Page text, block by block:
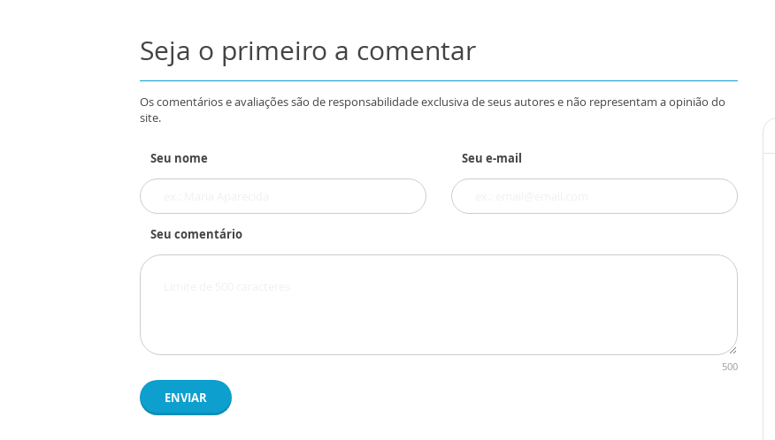
Seja o primeiro a comentar
Os comentários e avaliações são de responsabilidade exclusiva de seus autores e não representam a opinião do
site.
Seu nome Seu e-mail
Seu comentário
500
ENVIAR